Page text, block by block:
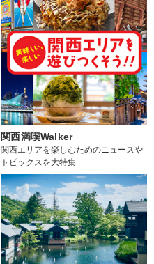
関西満喫Walker
関西エリアを楽しむためのニュースや
トピックスを大特集